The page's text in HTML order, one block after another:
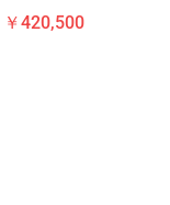
￥420,500